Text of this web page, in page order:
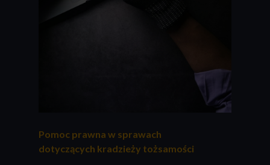
Pomoc prawna w sprawach
dotyczących kradzieży tożsamości